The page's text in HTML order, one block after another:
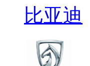
比亚迪